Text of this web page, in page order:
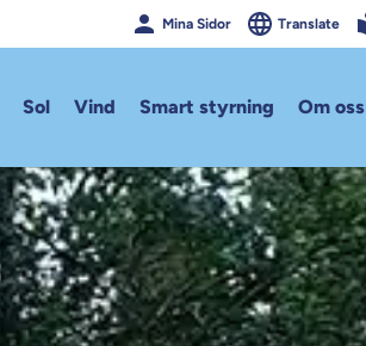
Mina Sidor Translate
Sol Vind Smart styrning Om oss